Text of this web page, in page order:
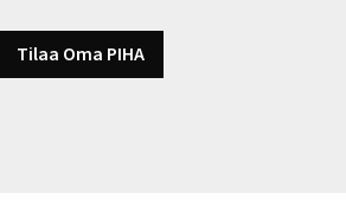
Tilaa Oma PIHA